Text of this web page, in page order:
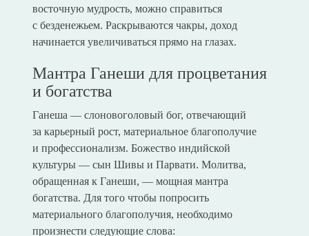
восточную мудрость, можно справиться
с безденежьем. Раскрываются чакры, доход
начинается увеличиваться прямо на глазах.
Мантра Ганеши для процветания
и богатства
Ганеша — слоновоголовый бог, отвечающий
за карьерный рост, материальное благополучие
и профессионализм. Божество индийской
культуры — сын Шивы и Парвати. Молитва,
обращенная к Ганеши, — мощная мантра
богатства. Для того чтобы попросить
материального благополучия, необходимо
произнести следующие слова: